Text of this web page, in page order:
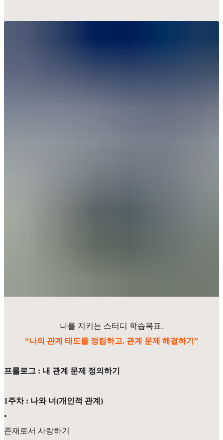
나를 지키는 스터디 학습목표.
“나의 관계 태도를 정립하고, 관계 문제 해결하기”
프롤로그 : 내 관계 문제 정의하기
1주차 : 나와 너(개인적 관계)
•
존재로서 사랑하기